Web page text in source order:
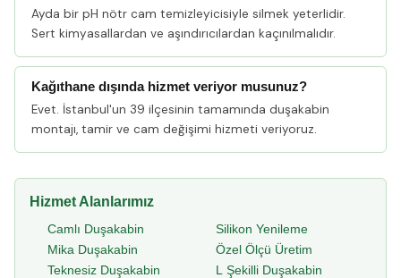
Ayda bir pH nötr cam temizleyicisiyle silmek yeterlidir.
Sert kimyasallardan ve aşındırıcılardan kaçınılmalıdır.
Kağıthane dışında hizmet veriyor musunuz?
Evet. İstanbul'un 39 ilçesinin tamamında duşakabin
montajı, tamir ve cam değişimi hizmeti veriyoruz.
Hizmet Alanlarımız
Camlı Duşakabin
Mika Duşakabin
Teknesiz Duşakabin
Silikon Yenileme
Özel Ölçü Üretim
L Şekilli Duşakabin